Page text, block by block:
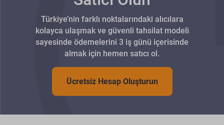
Türkiye’nin farklı noktalarındaki alıcılara
kolayca ulaşmak ve güvenli tahsilat modeli
sayesinde ödemelerini 3 iş günü içerisinde
almak için hemen satıcı ol.
Ücretsiz Hesap Oluşturun